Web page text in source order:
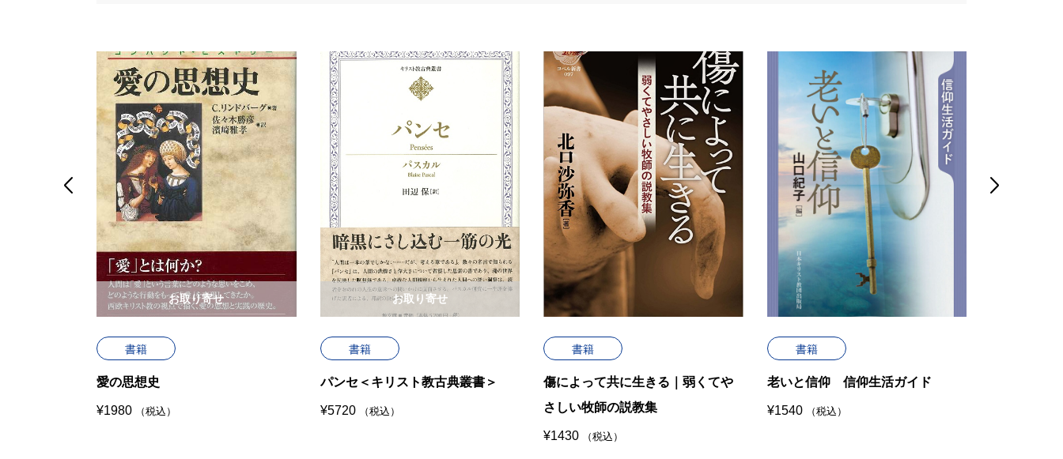
書籍
愛の思想史
¥1980 （税込）
お取り寄せ
書籍
パンセ＜キリスト教古典叢書＞
¥5720 （税込）
お取り寄せ
書籍
傷によって共に生きる｜弱くてや
さしい牧師の説教集
¥1430 （税込）
書籍
老いと信仰 信仰生活ガイド
¥1540 （税込）
 